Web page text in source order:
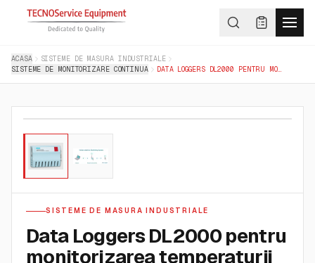
ACASA
SISTEME DE MASURA INDUSTRIALE
SISTEME DE MONITORIZARE CONTINUA
DATA LOGGERS DL2000 PENTRU MONITORIZAREA TEMPERATURII SI UMIDITATII, VAISALA
SISTEME DE MASURA INDUSTRIALE
Data Loggers DL2000 pentru
monitorizarea temperaturii